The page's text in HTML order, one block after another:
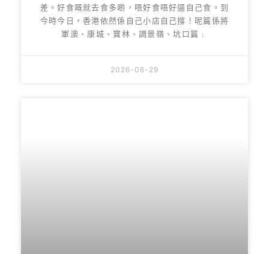
差。好食嘅就去食多啲，唔好食唔好逼自己食。到
今時今日，香港依然係自己小店自己撐！呢篇係將
軍澳、康城、寶林、調景嶺、坑口篇﹕
2026-06-29